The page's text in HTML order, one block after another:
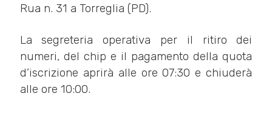
Rua n. 31 a Torreglia (PD).
La segreteria operativa per il ritiro dei
numeri, del chip e il pagamento della quota
d’iscrizione aprirà alle ore 07:30 e chiuderà
alle ore 10:00.